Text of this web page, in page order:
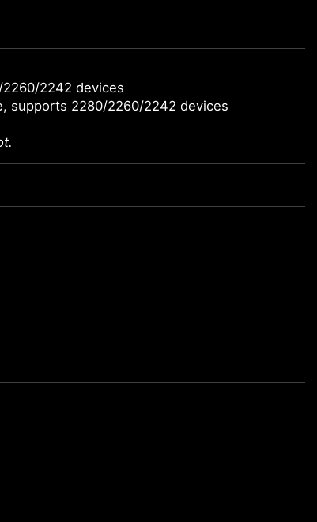
2242 devices
supports 2280/2260/2242 devices